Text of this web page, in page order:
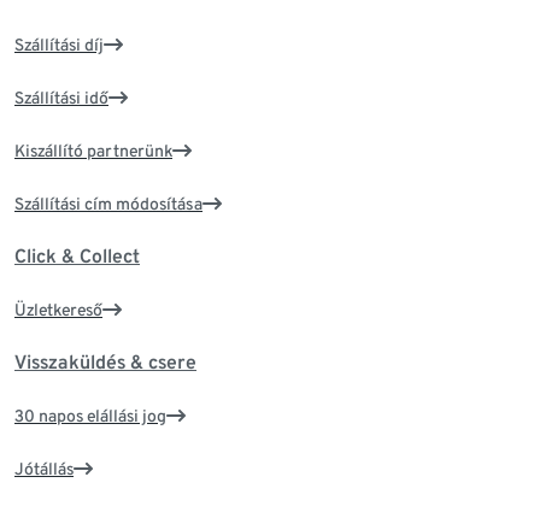
Szállítási díj
Szállítási idő
Kiszállító partnerünk
Szállítási cím módosítása
Click & Collect
Üzletkereső
Visszaküldés & csere
30 napos elállási jog
Jótállás